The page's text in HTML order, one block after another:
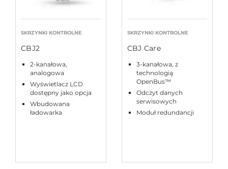
SKRZYNKI KONTROLNE
CBJ2
2-kanałowa,
analogowa
Wyświetlacz LCD
dostępny jako opcja
Wbudowana
ładowarka
SKRZYNKI KONTROLNE
CBJ Care
3-kanałowa, z
technologią
OpenBus™
Odczyt danych
serwisowych
Moduł redundancji